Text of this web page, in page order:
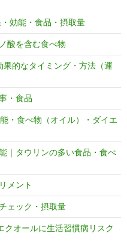
効能・食品・摂取量
酸を含む食べ物
的なタイミング・方法（運
・食品
・食べ物（オイル）・ダイエ
｜タウリンの多い食品・食べ
メント
ェック・摂取量
オールに生活習慣病リスク